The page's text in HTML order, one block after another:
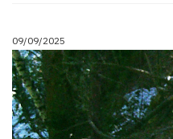
09/09/2025